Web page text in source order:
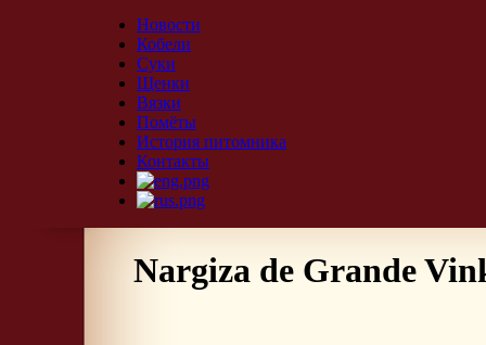
Новости
Кобели
Суки
Щенки
Вязки
Помёты
История питомника
Контакты
Nargiza de Grande